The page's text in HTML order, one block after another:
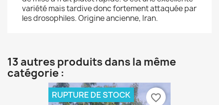
variété mais tardive donc fortement attaquée par
les drosophiles. Origine ancienne, Iran.
13 autres produits dans la même
catégorie :
RUPTURE DE STOCK favorite_border